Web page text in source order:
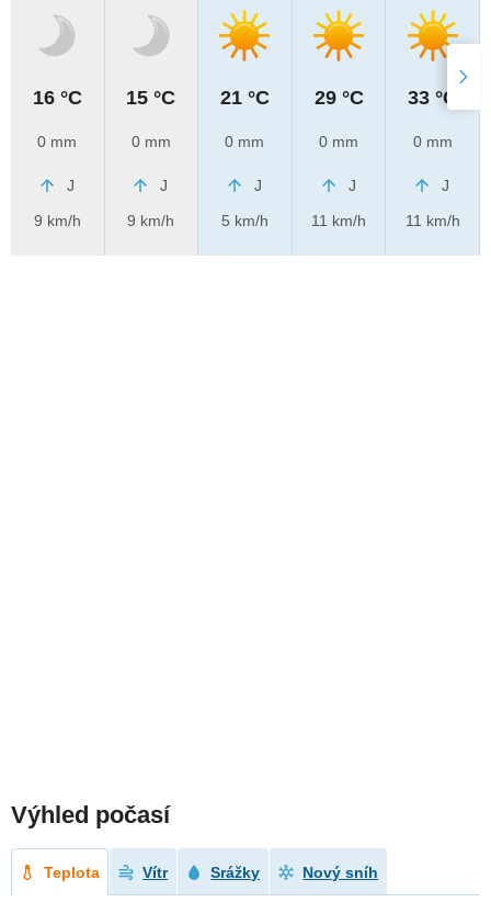
16 °C
0 mm
J
9 km/h
15 °C
0 mm
J
9 km/h
21 °C
0 mm
J
5 km/h
29 °C
0 mm
J
11 km/h
33 °C
0 mm
J
11 km/h
Výhled počasí
Teplota Vítr Srážky Nový sníh